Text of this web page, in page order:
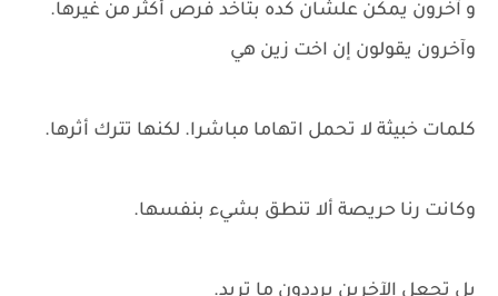
و آخرون يمكن علشان كده بتاخد فرص أكثر من غيرها.
وآخرون يقولون إن اخت زين هي
كلمات خبيثة لا تحمل اتهاما مباشرا. لكنها تترك أثرها.
وكانت رنا حريصة ألا تنطق بشيء بنفسها.
بل تجعل الآخرين يرددون ما تريد.